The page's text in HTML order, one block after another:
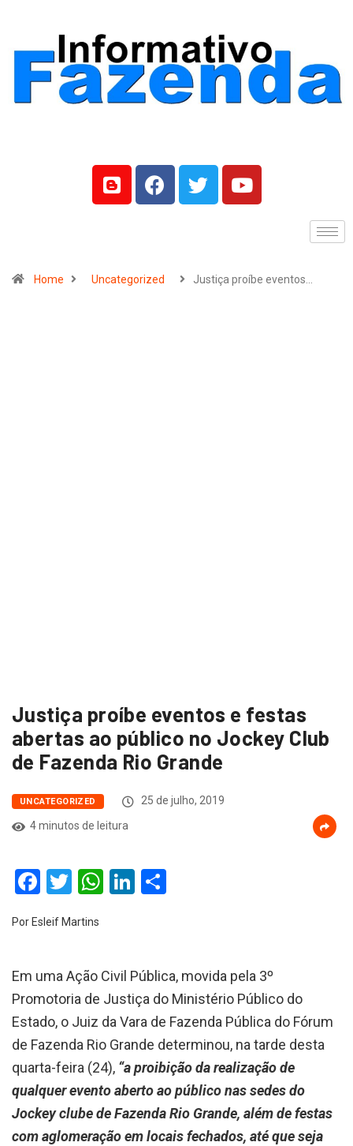
Home Uncategorized Justiça proíbe eventos…
Justiça proíbe eventos e festas
abertas ao público no Jockey Club
de Fazenda Rio Grande
UNCATEGORIZED
25 de julho, 2019
4 minutos de leitura
Facebook
Twitter
WhatsApp
LinkedIn
Por Esleif Martins
Em uma Ação Civil Pública, movida pela 3º
Promotoria de Justiça do Ministério Público do
Estado, o Juiz da Vara de Fazenda Pública do Fórum
de Fazenda Rio Grande determinou, na tarde desta
quarta-feira (24), “a proibição da realização de
qualquer evento aberto ao público nas sedes do
Jockey clube de Fazenda Rio Grande, além de festas
com aglomeração em locais fechados, até que seja